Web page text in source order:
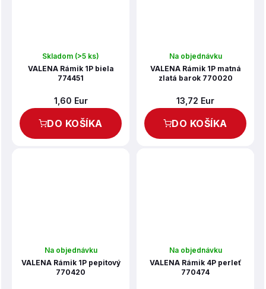
Skladom (>5 ks)
VALENA Rámik 1P biela
774451
1,60 Eur
DO KOŠÍKA
Na objednávku
VALENA Rámik 1P matná
zlatá barok 770020
13,72 Eur
DO KOŠÍKA
Na objednávku
VALENA Rámik 1P pepitový
770420
Na objednávku
VALENA Rámik 4P perleť
770474